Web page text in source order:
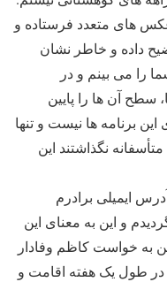
های متعدد فرستاده و
داده و خاطر نشان
را می بینم و در
سطح آن ها را پایین
برنامه ها نیست و تنها
نگذاشتند این
ایمیلی برادرم
و این به معنای این
به خواست کاظم وفادار
در طول یک هفته اقامت و